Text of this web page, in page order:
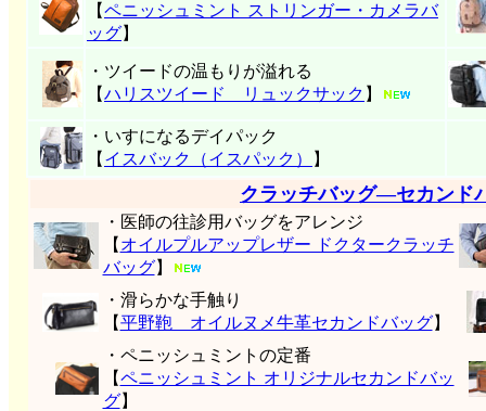
【ペニッシュミント ストリンガー・カメラバ
ッグ】
・ツイードの温もりが溢れる
【ハリスツイード リュックサック 】
・いすになるデイパック
【 イスバック（イスパック） 】
クラッチバッグ―セカンド
・医師の往診用バッグをアレンジ
【 オイルプルアップレザー ドクタークラッチ
バッグ】
・滑らかな手触り
【平野鞄 オイルヌメ牛革セカンドバッグ】
・ペニッシュミントの定番
【ペニッシュミント オリジナルセカンドバッ
グ】